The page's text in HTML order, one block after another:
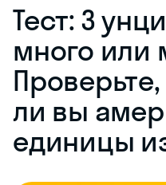
Тест: 3
много или
ли вы
единицы